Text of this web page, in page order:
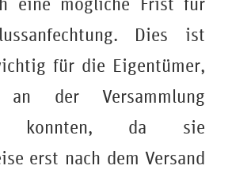
Dies ist
für die Eigentümer,
der Versammlung
konnten, da sie
erst nach dem Versand